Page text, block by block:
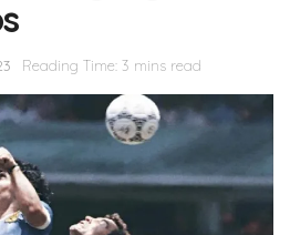
Reading Time: 3 mins read